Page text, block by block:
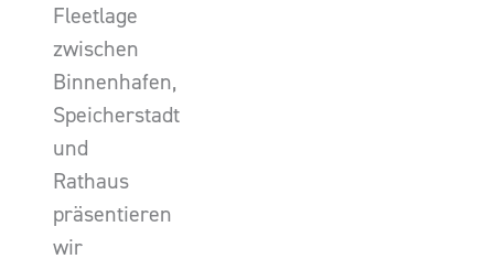
Fleetlage
zwischen
Binnenhafen,
Speicherstadt
und
Rathaus
präsentieren
wir